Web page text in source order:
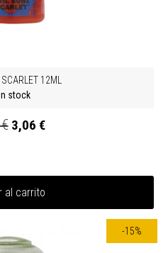
12ML
stock
3,06 €
al carrito
-15%